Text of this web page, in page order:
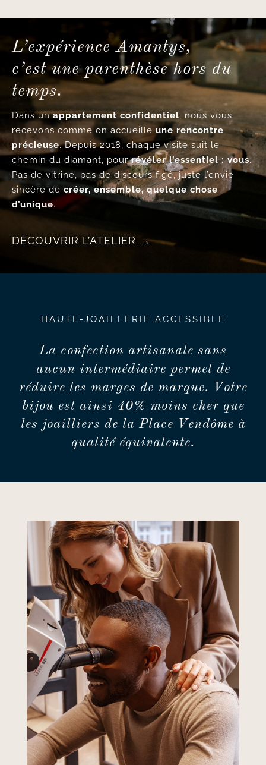
L’expérience Amantys,
c’est une parenthèse hors du
temps.
Dans unappartement confidentiel, nous vous
recevons comme on accueille une rencontre
précieuse. Depuis 2018, chaque visite suit le
chemin du diamant, pourrévéler l’essentiel : vous.
Pas de vitrine, pas de discours figé, juste l’envie
sincère de créer, ensemble, quelque chose
d’unique.
DÉCOUVRIR L’ATELIER
HAUTE-JOAILLERIE ACCESSIBLE
La confection artisanale sans
aucun intermédiaire permet de
réduire les marges de marque. Votre
bijou est ainsi 40% moins cher que
les joailliers de la Place Vendôme à
qualité équivalente.